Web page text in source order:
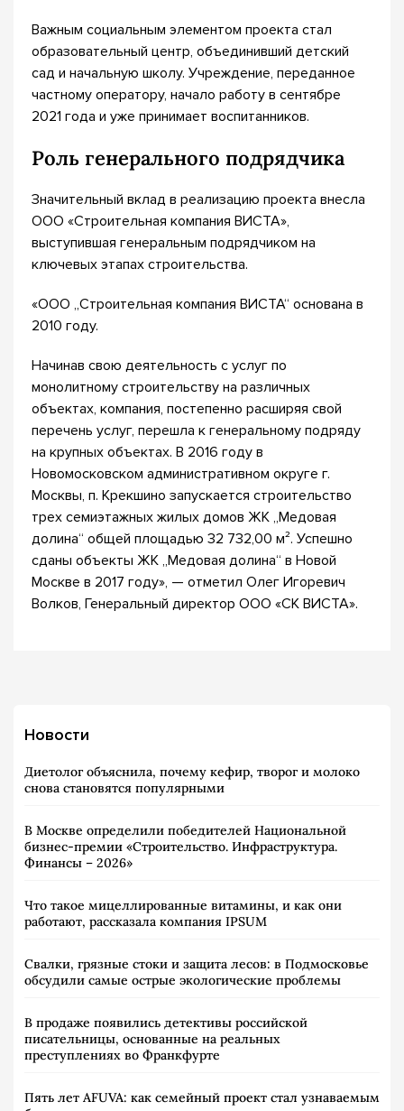
Важным социальным элементом проекта стал
образовательный центр, объединивший детский
сад и начальную школу. Учреждение, переданное
частному оператору, начало работу в сентябре
2021 года и уже принимает воспитанников.
Роль генерального подрядчика
Значительный вклад в реализацию проекта внесла
ООО «Строительная компания ВИСТА»,
выступившая генеральным подрядчиком на
ключевых этапах строительства.
«ООО „Строительная компания ВИСТА“ основана в
2010 году.
Начинав свою деятельность с услуг по
монолитному строительству на различных
объектах, компания, постепенно расширяя свой
перечень услуг, перешла к генеральному подряду
на крупных объектах. В 2016 году в
Новомосковском административном округе г.
Москвы, п. Крекшино запускается строительство
трех семиэтажных жилых домов ЖК „Медовая
долина“ общей площадью 32 732,00 м². Успешно
сданы объекты ЖК „Медовая долина“ в Новой
Москве в 2017 году», — отметил Олег Игоревич
Волков, Генеральный директор ООО «СК ВИСТА».
Новости
Диетолог объяснила, почему кефир, творог и молоко
снова становятся популярными
В Москве определили победителей Национальной
бизнес-премии «Строительство. Инфраструктура.
Финансы – 2026»
Что такое мицеллированные витамины, и как они
работают, рассказала компания IPSUM
Свалки, грязные стоки и защита лесов: в Подмосковье
обсудили самые острые экологические проблемы
В продаже появились детективы российской
писательницы, основанные на реальных
преступлениях во Франкфурте
Пять лет AFUVA: как семейный проект стал узнаваемым